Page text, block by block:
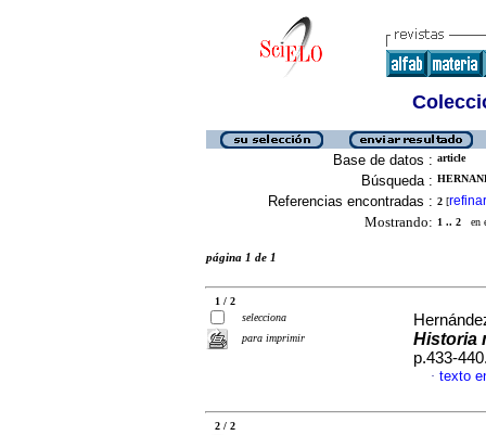
Base de datos : article
Búsqueda :
Referencias encontradas : 2 [refinar
Mostrando: 1 .. 2 en
página 1 de 1
1 / 2
selecciona
para imprimir
Historia
p.433-
· texto
2 / 2